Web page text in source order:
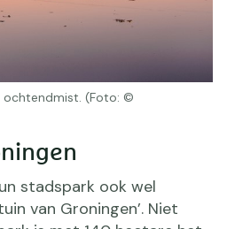
stadspark ook wel
van Groningen’. Niet
ochtendmist. (Foto: ©